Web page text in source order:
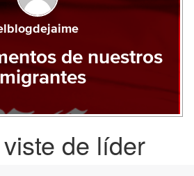
de nuestros
de líder